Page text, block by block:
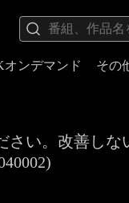
オンデマンド その
い。改善し